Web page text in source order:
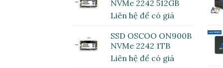
NVMe 2242 512GB
Liên hệ để có giá
SSD OSCOO ON900B
NVMe 2242 1TB
Liên hệ để có giá